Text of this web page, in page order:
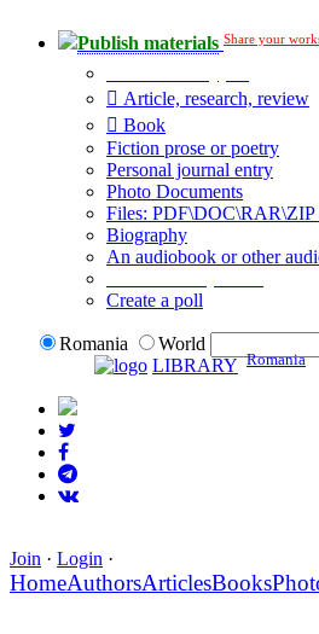
Publish materials Share your
Article, research, review
Book
Fiction prose or poetry
Personal journal entry
Photo Documents
Files: PDF\DOC\RAR\ZIP
Biography
An audiobook or other
Create a poll
Romania
World
LIBRARY Romania
Join · Login ·
HomeAuthorsArticlesBooks